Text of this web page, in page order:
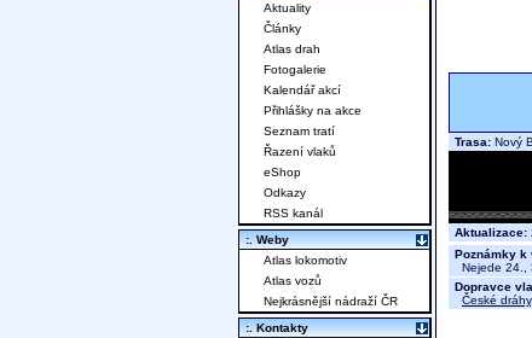
Trasa: Nový
Aktualizace:
Poznámky k
Nejede 24.,
Dopravce
České
Aktuality
Články
Atlas drah
Fotogalerie
Kalendář akcí
Přihlášky na akce
Seznam tratí
Řazení vlaků
eShop
Odkazy
RSS kanál
:. Weby
Atlas lokomotiv
Atlas vozů
Nejkrásnější nádraží ČR
:. Kontakty